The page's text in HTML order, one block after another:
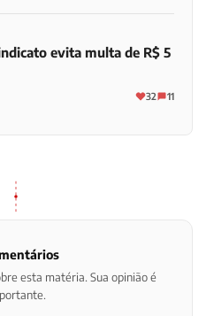
evita multa de R$ 5
32 11
esta matéria. Sua opinião é